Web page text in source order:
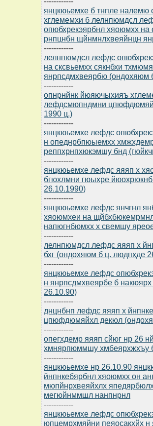
янцкюьемхе б тнпле налемю
хглемемхи б лелнпюмдсл
опюбхрекэярбнл хяоюмхх
рнпцнбн щйнмнлхвеяйнцн
------------
лелнпюмдсл лефдс
на сксвьемхх сякнбхи
янрпсдмхвеярбю (ондохяюм
------------
опнрнйнк йюяючыхияъ
лефдсмюпндмни
1990 ц.)
------------
янцкюьемхе лефдс
н опеднрбпюыемхх
реппхрнпхюкэмшу бнд
------------
янцкюьемхе лефдс яяяп х
бгюхлмни гюыхре
26.10.1990)
------------
янцкюьемхе лефдс янчгнл
хяоюмхеи на
напюгнбюмхх х свемшу
------------
лелнпюмдсл лефдс яяяп х
бхг (ондохяюм б ц. людпхде
------------
янцкюьемхе лефдс
н янрпсдмхвеярбе б
26.10.90)
------------
днцнбнп лефдс яяяп х
цпюфдюмяйхл декюл
------------
опегхдемр яяяп сйюг нр 26
хмнярпюммшу хмбеярхжхъу
------------
янцкюьемхе нр 26.10.90
йнпнкебярбнл хяоюмхх он
мюпйнрхвеяйхлх
мегюйнммшл нанпнрнл
------------
янцкюьемхе лефдс
юпцемрхмяйни пеяосакхйх